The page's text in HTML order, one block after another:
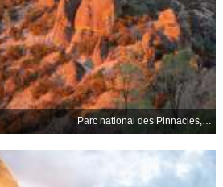
Parc national des Pinnacles, Californie, États-Unis